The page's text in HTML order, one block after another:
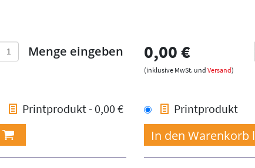
Printprodukt - 0,00 €
Menge eingeben 0,00 €
(inklusive MwSt. und Versand)
Printprodukt